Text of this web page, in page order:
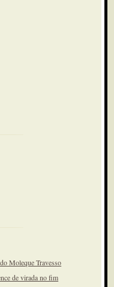
Moleque Travesso
de virada no fim